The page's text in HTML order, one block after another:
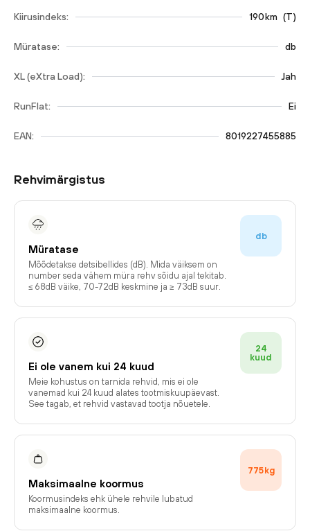
Kiirusindeks: 190km (T)
Müratase: db
XL (eXtra Load): Jah
RunFlat: Ei
EAN: 8019227455885
Rehvimärgistus
Müratase
Mõõdetakse detsibellides (dB). Mida väiksem on
number seda vähem müra rehv sõidu ajal tekitab.
≤ 68dB väike, 70-72dB keskmine ja ≥ 73dB suur.
db
Ei ole vanem kui 24 kuud
Meie kohustus on tarnida rehvid, mis ei ole
vanemad kui 24 kuud alates tootmiskuupäevast.
See tagab, et rehvid vastavad tootja nõuetele.
24
kuud
Maksimaalne koormus
Koormusindeks ehk ühele rehvile lubatud
maksimaalne koormus.
775kg